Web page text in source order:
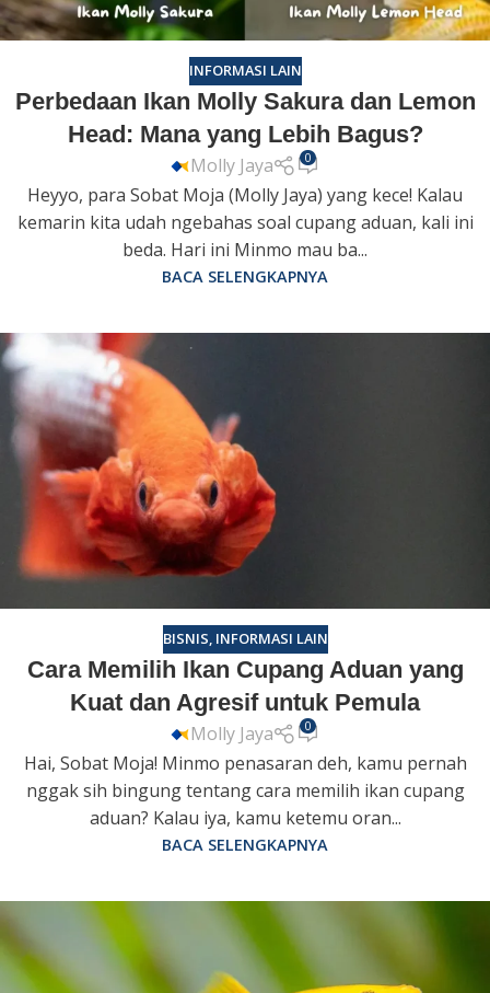
INFORMASI LAIN
Perbedaan Ikan Molly Sakura dan Lemon
Head: Mana yang Lebih Bagus?
Molly Jaya 0
Heyyo, para Sobat Moja (Molly Jaya) yang kece! Kalau
kemarin kita udah ngebahas soal cupang aduan, kali ini
beda. Hari ini Minmo mau ba...
BACA SELENGKAPNYA
BISNIS, INFORMASI LAIN
Cara Memilih Ikan Cupang Aduan yang
Kuat dan Agresif untuk Pemula
Molly Jaya 0
Hai, Sobat Moja! Minmo penasaran deh, kamu pernah
nggak sih bingung tentang cara memilih ikan cupang
aduan? Kalau iya, kamu ketemu oran...
BACA SELENGKAPNYA